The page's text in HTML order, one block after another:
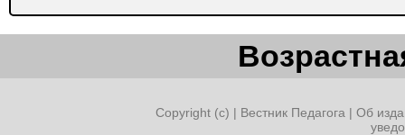
Copyright (c) | Вестник Педагога | Об